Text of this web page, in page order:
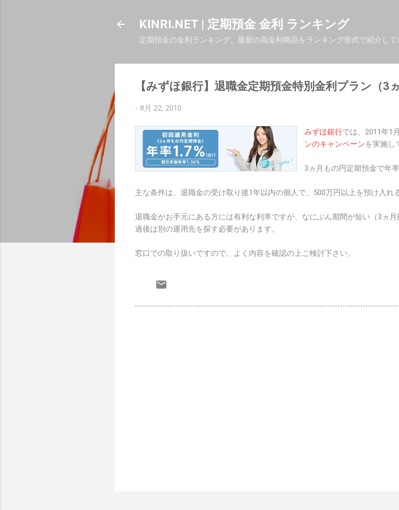
KINRI.NET | 定期預金 金利 ランキング
定期預金の金利ランキング。最新の高金利商品をランキング形式で紹介して
【みずほ銀行】退職金定期預金特別金利プラン（3
- 8月 22, 2010
みずほ銀行では、2011年1
ンのキャンペーンを実施し
3ヵ月もの円定期預金で年
主な条件は、退職金の受け取り後1年以内の個人で、500万円以上を預け入れ
退職金がお手元にある方には有利な利率ですが、なにぶん期間が短い（3ヵ
過後は別の運用先を探す必要があります。
窓口での取り扱いですので、よく内容を確認の上ご検討下さい。